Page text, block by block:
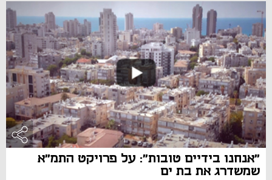
"אנחנו בידיים טובות": על פרויקט התמ"א
שמשדרג את בת ים